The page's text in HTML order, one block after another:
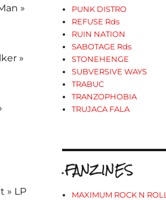
»
»
» LP
PUNK DISTRO
REFUSE Rds
RUIN NATION
SABOTAGE Rds
STONEHENGE
SUBVERSIVE WAYS
TRABUC
TRANZOPHOBIA
TRUJACA FALA
.FANZINES
MAXIMUM ROCK N ROLL